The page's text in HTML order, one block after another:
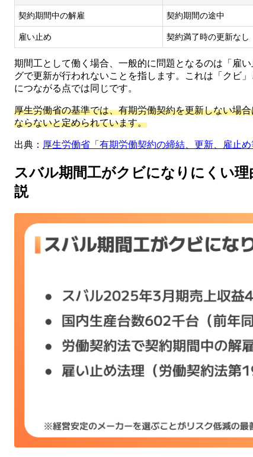
契約期間中の解雇 契約期間の途中
雇い止め 契約満了時の更新なし
期間工として働く場合、一般的に問題となるのは「雇
グで更新が行われないことを指します。これは「クビ
につながる点では同じです。
厚生労働省の基準では、有期労働契約を更新しない場
ならないと定められています。
出典： 厚生労働省「有期労働契約の締結、更新、雇止め
スバル期間工がクビになりにくい
説